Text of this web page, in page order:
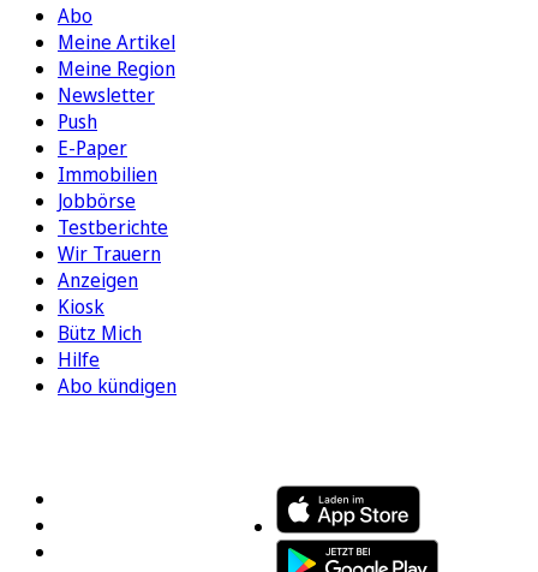
Abo
Meine Artikel
Meine Region
Newsletter
Push
E-Paper
Immobilien
Jobbörse
Testberichte
Wir Trauern
Anzeigen
Kiosk
Bütz Mich
Hilfe
Abo kündigen